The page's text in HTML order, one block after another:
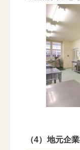
（4）地元企